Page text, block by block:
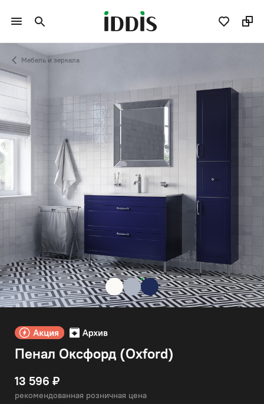
Мебель и зеркала
Пенал Оксфорд (Oxford)
13 596 ₽
рекомендованная розничная цена